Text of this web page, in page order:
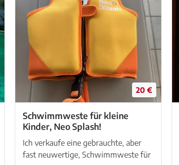
Getränkehalter sow...
20 €
Schwimmweste für kleine
Kinder, Neo Splash!
Ich verkaufe eine gebrauchte, aber
fast neuwertige, Schwimmweste für